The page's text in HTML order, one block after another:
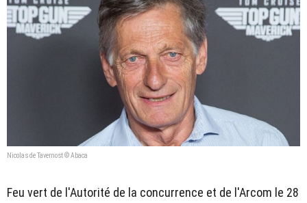
Nicolas de Tavernost © Abaca
Feu vert de l'Autorité de la concurrence et de l'Arcom le 28